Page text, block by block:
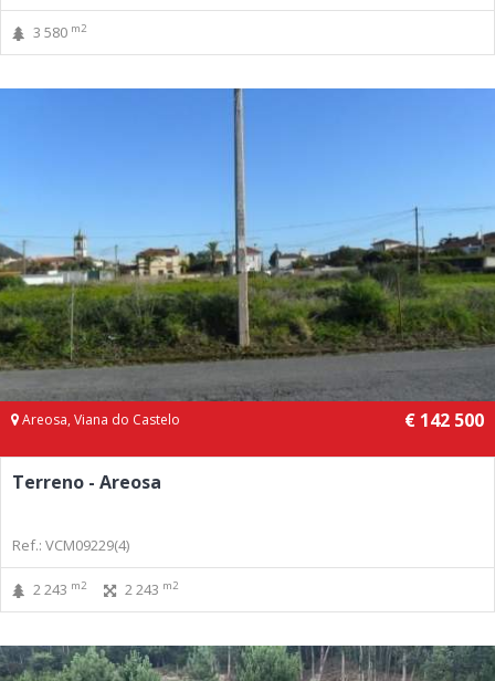
3 580 m2
Areosa, Viana do Castelo € 142 500
Terreno - Areosa
Ref.: VCM09229(4)
2 243 m2 2 243 m2